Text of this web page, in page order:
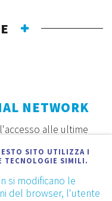
SITO UTILIZZA I
TECNOLOGIE SIMILI.
si modificano le
del browser, l'utente
NETWORK
alle ultime